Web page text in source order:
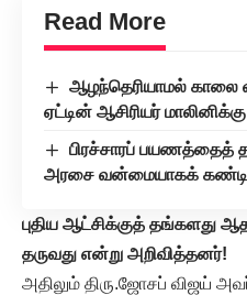
Read More
ஆழந்தெரியாமல் காலை
ஏட்டின் ஆசிரியர்
பிரச்சாரப் பயணத்தைத்
அரசை வன்மையாகக்
புதிய ஆட்சிக்குத் தங்களது
தருவது என்று அறிவித்தனர்!
அதிலும் திரு.ஜோசப் விஜய்